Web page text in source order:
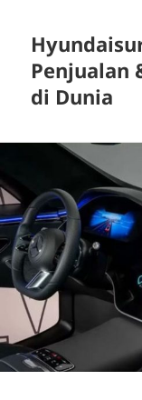
Penjualan
di Dunia